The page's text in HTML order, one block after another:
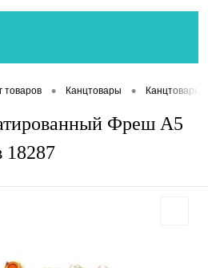
товаров • Канцтовары • Канцтовары
Фреш А5
18287